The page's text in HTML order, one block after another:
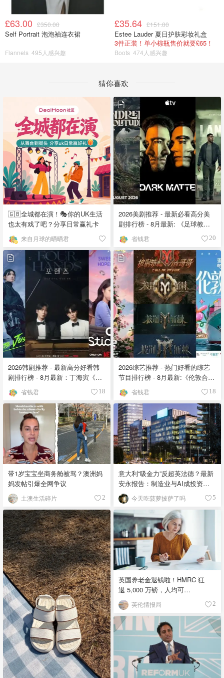
£63.00 £350.00
Self Portrait 泡泡袖连衣裙
Flannels 495人感兴趣
£35.64 £151.00
Estee Lauder 夏日护肤彩妆礼盒
3件正装！单小棕瓶售价就要£65！
Boots 474人感兴趣
猜你喜欢
🇬🇧全城都在演！🎭你的UK生活
也太有戏了吧？分享日常赢礼卡
来自月球的晒晒君
2026美剧推荐 - 最新必看高分美
剧排行榜 - 8月最新: 《​​足球教练
》第四季回归！
省钱君 20
2026韩剧推荐 - 最新高分好看韩
剧排行榜 - 8月最新：丁海寅《我
的荒糖恋爱 》上线❣️
省钱君 18
2026综艺推荐 - 热门好看的综艺
节目排行榜 - 8月最新:《​​伦敦合伙
人》回归啦
省钱君 18
带1岁宝宝坐商务舱被骂？澳洲妈
妈发帖引爆全网争议
土澳生活碎片 2
意大利“吸金力”反超英法德？最新
安永报告：制造业与AI成投资新
宠！ 今天吃菠萝披萨了吗 5
英国养老金退钱啦！HMRC 狂
退 5,000 万镑，人均可
领 £4,000！
英伦情报局 2